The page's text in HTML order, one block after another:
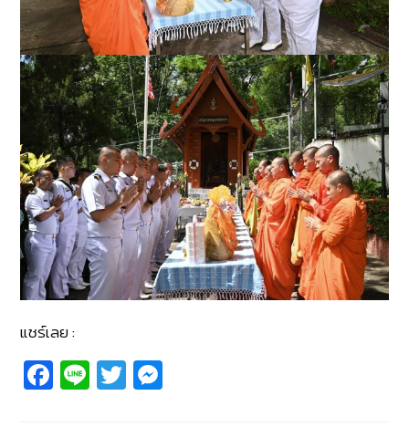
แชร์เลย :
Fa
c
Li
n
T
wi